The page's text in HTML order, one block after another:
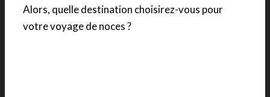
Alors, quelle destination choisirez-vous pour
votre voyage de noces ?